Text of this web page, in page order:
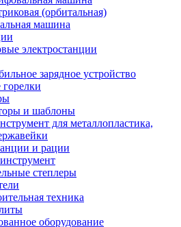
(орбитальная)
машина
электростанции
зарядное устройство
горелки
и шаблоны
для металлопластика,
и рации
степлеры
техника
оборудование